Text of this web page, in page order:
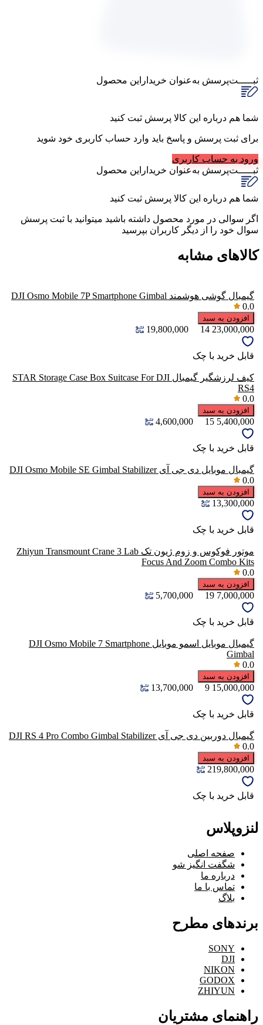
ثبـــــت‌پرسش به‌عنوان ‌خریدار‌این‌ محصول
شما هم درباره این کالا پرسش ثبت کنید
برای ثبت پرسش و پاسخ باید وارد حساب کاربری خود شوید
ورود به حساب کاربری
ثبـــــت‌پرسش به‌عنوان ‌خریدار‌این‌ محصول
شما هم درباره این کالا پرسش ثبت کنید
اگر سوالی در مورد محصول داشته باشید میتوانید با ثبت پرسش
سوال خود را از دیگر کاربران بپرسید
کالاهای مشابه
گیمبال گوشی هوشمند DJI Osmo Mobile 7P Smartphone Gimbal
0.0
افزودن به سبد
23,000,000
14
19,800,000
قابل خرید با چک
کیف لرزشگیر گیمبال STAR Storage Case Box Suitcase For DJI
RS4
0.0
افزودن به سبد
5,400,000
15
4,600,000
قابل خرید با چک
گیمبال موبایل دی جی آی DJI Osmo Mobile SE Gimbal Stabilizer
0.0
افزودن به سبد
13,300,000
قابل خرید با چک
موتور فوکوس و زوم ژیون تک Zhiyun Transmount Crane 3 Lab
Focus And Zoom Combo Kits
0.0
افزودن به سبد
7,000,000
19
5,700,000
قابل خرید با چک
گیمبال موبایل اسمو موبایل DJI Osmo Mobile 7 Smartphone
Gimbal
0.0
افزودن به سبد
15,000,000
9
13,700,000
قابل خرید با چک
گیمبال دوربین دی جی آی DJI RS 4 Pro Combo Gimbal Stabilizer
0.0
افزودن به سبد
219,800,000
قابل خرید با چک
لنزوپلاس
صفحه اصلی
شگفت انگیز شو
درباره ما
تماس با ما
بلاگ
برندهای مطرح
SONY
DJI
NIKON
GODOX
ZHIYUN
راهنمای مشتریان